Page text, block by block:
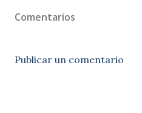
Comentarios
Publicar un comentario